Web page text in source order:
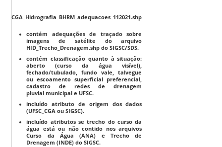
CGA_Hidrografia_BHRM_adequacoes_112021.shp
contém adequações de traçado sobre
imagens de satélite do arquivo
HID_Trecho_Drenagem.shp do SIGSC/SDS.
contém classificação quanto à situação:
aberto (curso da água visível),
fechado/tubulado, fundo vale, talvegue
ou escoamento superficial preferencial,
cadastro de redes de drenagem
pluvial municipal e UFSC.
incluído atributo de origem dos dados
(UFSC_CGA ou SIGSC).
incluído atributos se trecho do curso da
água está ou não contido nos arquivos
Curso da Água (ANA) e Trecho de
Drenagem (INDE) do SIGSC.